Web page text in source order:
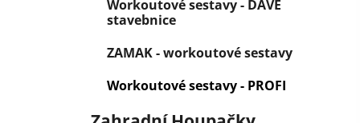
Workoutové sestavy - DAVE
stavebnice
ZAMAK - workoutové sestavy
Workoutové sestavy - PROFI